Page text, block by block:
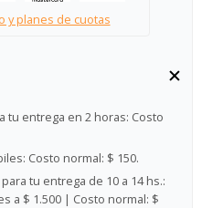
y planes de cuotas
tu entrega en 2 horas: Costo
Costo normal: $ 150.
tu entrega de 10 a 14 hs.:
a $ 1.500 | Costo normal: $